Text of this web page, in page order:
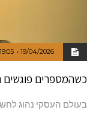
19/04/2026
19:05
כשהמספרים פוגשים
בעולם העסקי נהוג